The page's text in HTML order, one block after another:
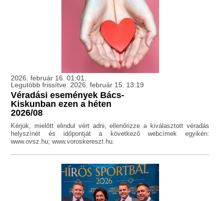
2026. február 16. 01:01,
Legutóbb frissítve: 2026. február 15. 13:19
Véradási események Bács-
Kiskunban ezen a héten
2026/08
Kérjük, mielőtt elindul vért adni, ellenőrizze a kiválasztott véradás
helyszínét és időpontját a következő webcímek egyikén:
www.ovsz.hu; www.voroskereszt.hu.